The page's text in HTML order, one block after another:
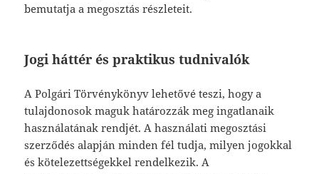
bemutatja a megosztás részleteit.
Jogi háttér és praktikus tudnivalók
A Polgári Törvénykönyv lehetővé teszi, hogy a
tulajdonosok maguk határozzák meg ingatlanaik
használatának rendjét. A használati megosztási
szerződés alapján minden fél tudja, milyen jogokkal
és kötelezettségekkel rendelkezik. A